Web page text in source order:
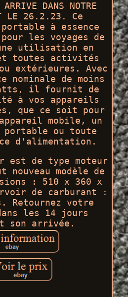
DANS NOTRE
LE 26.2.23. Ce
à essence
les voyages de
utilisation en
toutes activités
extérieures. Avec
nominale de moins
il fournit de
à vos appareils
que ce soit pour
mobile, un
portable ou toute
d'alimentation.
est de type moteur
nouveau modèle de
: 510 x 360 x
de carburant :
votre
les 14 jours
son arrivée.